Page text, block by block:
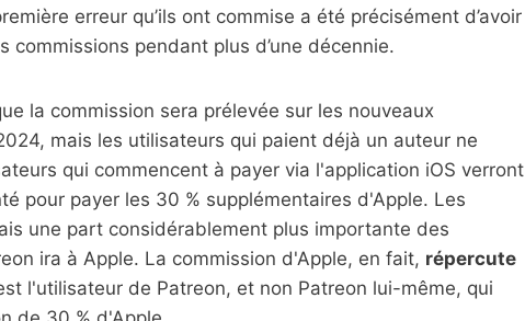
erreur qu’ils ont commise a été précisément d’avoir
commissions pendant plus d’une décennie.
la commission sera prélevée sur les nouveaux
mais les utilisateurs qui paient déjà un auteur ne
qui commencent à payer via l'application iOS verront
pour payer les 30 % supplémentaires d'Apple. Les
une part considérablement plus importante des
ira à Apple. La commission d'Apple, en fait, répercute
l'utilisateur de Patreon, et non Patreon lui-même, qui